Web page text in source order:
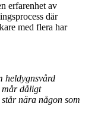
erfarenhet av
där
med flera har
heldygnsvård
mår dåligt
nära någon som